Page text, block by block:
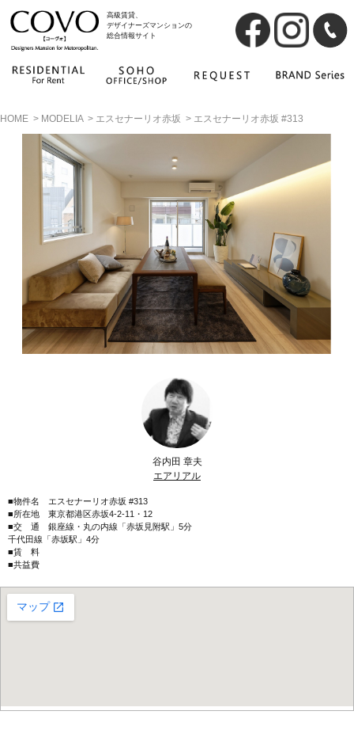
高級賃貸、
デザイナーズマンションの
総合情報サイト
HOME > MODELIA > エスセナーリオ赤坂 > エスセナーリオ赤坂 #313
谷内田 章夫
エアリアル
■物件名 エスセナーリオ赤坂 #313
■所在地 東京都港区赤坂4-2-11・12
■交 通 銀座線・丸の内線「赤坂見附駅」5分
千代田線「赤坂駅」4分
■賃 料
■共益費